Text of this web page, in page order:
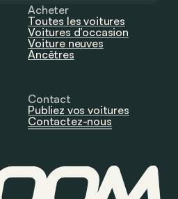
Acheter
Toutes les voitures
Voitures d’occasion
Voiture neuves
Ancêtres
Contact
Publiez vos voitures
Contactez-nous